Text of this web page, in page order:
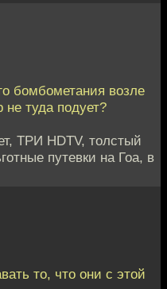
бомбометания возле
не туда подует?
ТРИ HDTV, толстый
путевки на Гоа, в
то, что они с этой